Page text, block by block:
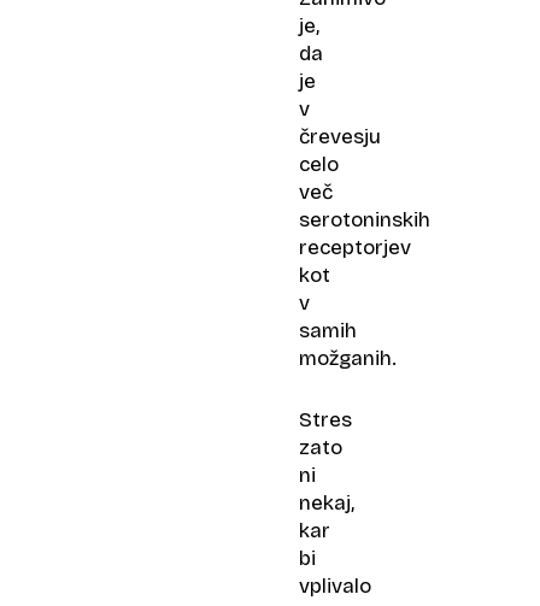
je,
da
je
v
črevesju
celo
več
serotoninskih
receptorjev
kot
v
samih
možganih.
Stres
zato
ni
nekaj,
kar
bi
vplivalo